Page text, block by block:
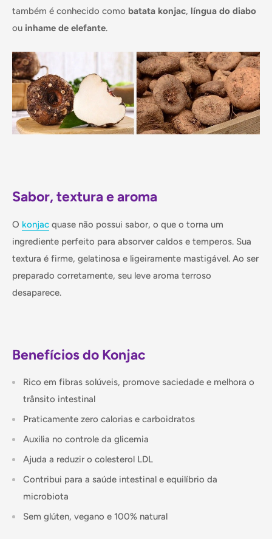
também é conhecido como batata konjac, língua do diabo
ou inhame de elefante.
Sabor, textura e aroma
O konjac quase não possui sabor, o que o torna um
ingrediente perfeito para absorver caldos e temperos. Sua
textura é firme, gelatinosa e ligeiramente mastigável. Ao ser
preparado corretamente, seu leve aroma terroso
desaparece.
Benefícios do Konjac
Rico em fibras solúveis, promove saciedade e melhora o
trânsito intestinal
Praticamente zero calorias e carboidratos
Auxilia no controle da glicemia
Ajuda a reduzir o colesterol LDL
Contribui para a saúde intestinal e equilíbrio da
microbiota
Sem glúten, vegano e 100% natural